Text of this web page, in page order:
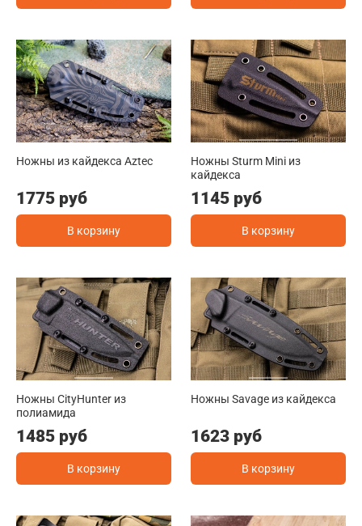
Ножны из кайдекса Aztec
1775 руб
В корзину
Ножны Sturm Mini из
кайдекса
1145 руб
В корзину
Ножны CityHunter из
полиамида
1485 руб
В корзину
Ножны Savage из кайдекса
1623 руб
В корзину